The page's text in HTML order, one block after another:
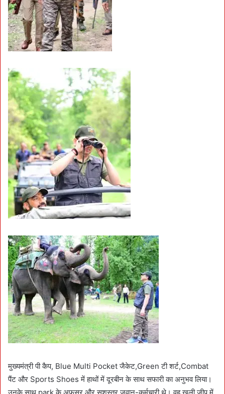
मुख्यमंत्री पी कैप, Blue Multi Pocket जैकेट,Green टी शर्ट,Combat
पैंट और Sports Shoes में हाथों में दूरबीन के साथ सफारी का अनुभव लिया।
उनके साथ park के अफसर और सशस्त्र जवान-कर्मचारी थे। वह खुली जीप में